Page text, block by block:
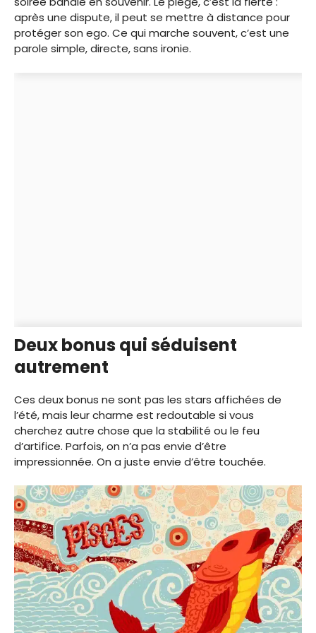
après une dispute, il peut se mettre à distance pour
protéger son ego. Ce qui marche souvent, c’est une
parole simple, directe, sans ironie.
Deux bonus qui séduisent
autrement
Ces deux bonus ne sont pas les stars affichées de
l’été, mais leur charme est redoutable si vous
cherchez autre chose que la stabilité ou le feu
d’artifice. Parfois, on n’a pas envie d’être
impressionnée. On a juste envie d’être touchée.